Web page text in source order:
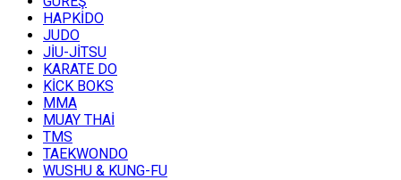
HAPKİDO
JUDO
JİU-JİTSU
KARATE DO
KİCK BOKS
MMA
MUAY THAİ
TMS
TAEKWONDO
WUSHU & KUNG-FU